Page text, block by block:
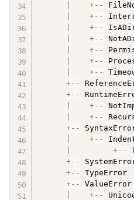
+- -
+- -
+- -
+- -
+- -
+- -
+- -
+- -
+- -
+- -
+- -
+- -
+- -
+- -
+- -
+- -
TypeError
+- -
ValueError
+- -